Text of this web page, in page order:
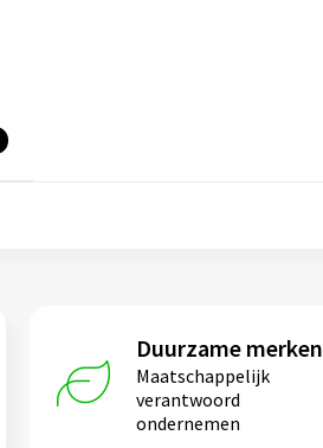
Duurzame merken
Maatschappelijk
verantwoord
ondernemen